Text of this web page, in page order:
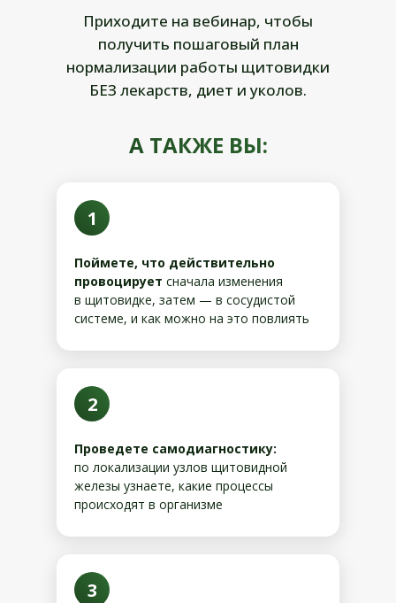
Поймете, что действительно
провоцирует сначала изменения
в щитовидке, затем — в сосудистой
системе, и как можно на это повлиять
А ТАКЖЕ ВЫ:
1
Проведете самодиагностику:
по локализации узлов щитовидной
железы узнаете, какие процессы
происходят в организме
2
3
Приходите на вебинар, чтобы
получить пошаговый план
нормализации работы щитовидки
БЕЗ лекарств, диет и уколов.